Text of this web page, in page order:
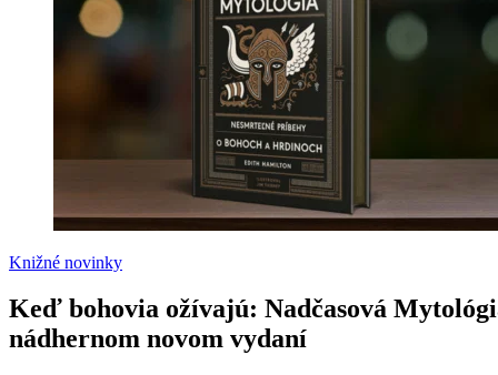
Knižné novinky
Keď bohovia ožívajú: Nadčasová
nádhernom novom vydaní